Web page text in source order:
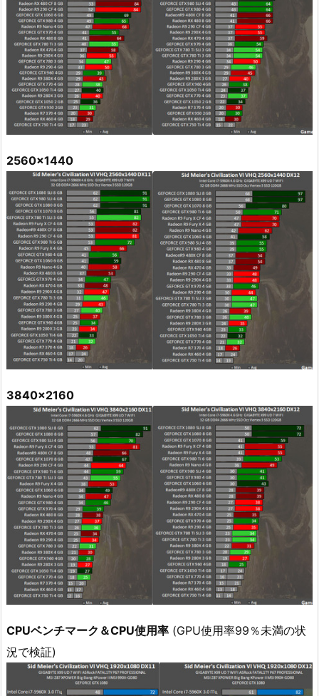
2560x1440
3840x2160
CPUベンチマーク＆CPU使用率 (GPU使用率99％未満の状
況で検証)